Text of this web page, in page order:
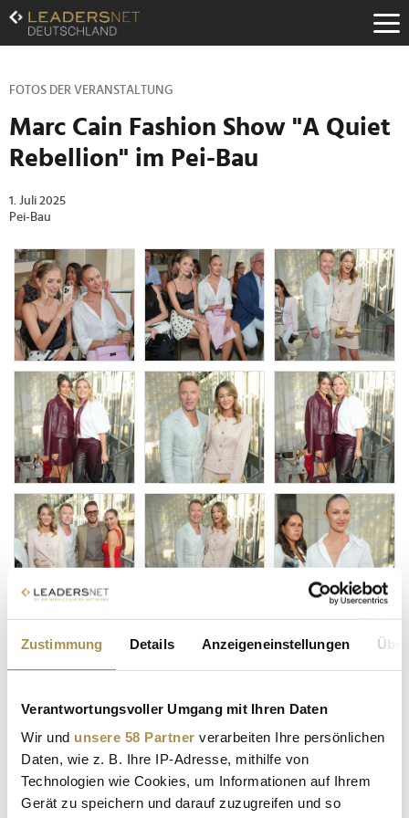
Zustimmung Details Anzeigeneinstellungen
Verantwortungsvoller Umgang mit Ihren Daten
Wir und unsere 58 Partner verarbeiten Ihre persönlichen
Daten, wie z. B. Ihre IP-Adresse, mithilfe von
Technologien wie Cookies, um Informationen auf Ihrem
Gerät zu speichern und darauf zuzugreifen und so
Zum
Inhalt
Zur
Navigation
Hauptnavigation
FOTOS DER VERANSTALTUNG
Marc Cain Fashion Show "A Quiet
Rebellion" im Pei-Bau
1. Juli 2025
Pei-Bau